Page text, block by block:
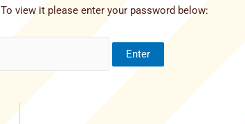
view it please enter your password below: